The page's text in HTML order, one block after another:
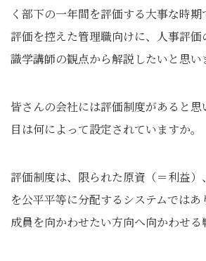
く部下の一年間を評価する大事な時
評価を控えた管理職向けに、人事評価
識学講師の観点から解説したいと思い
皆さんの会社には評価制度があると
目は何によって設定されていますか。
評価制度は、限られた原資（＝利益）
を公平平等に分配するシステムでは
成員を向かわせたい方向へ向かわせる